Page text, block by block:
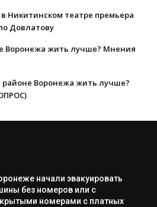
в Никитинском театре премьера
Довлатову
Воронежа жить лучше? Мнения
районе Воронежа жить лучше?
начали эвакуировать
без номеров или с
номерами с платных